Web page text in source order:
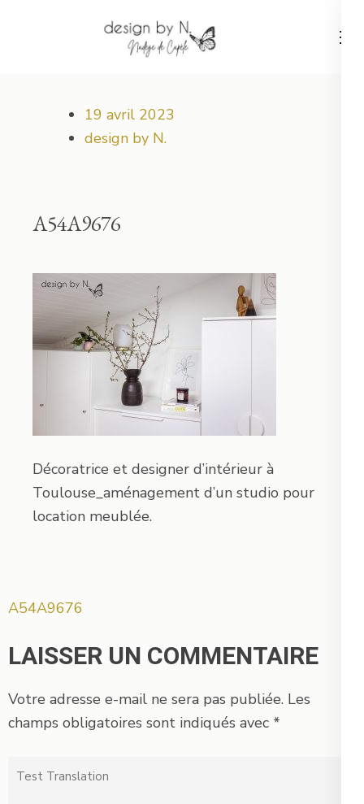
19 avril 2023
design by N.
A54A9676
Décoratrice et designer d’intérieur à
Toulouse_aménagement d’un studio pour
location meublée.
Navigation
l’article
A54A9676
LAISSER UN COMMENTAIRE
Votre adresse e-mail ne sera pas publiée. Les
champs obligatoires sont indiqués avec *
Test